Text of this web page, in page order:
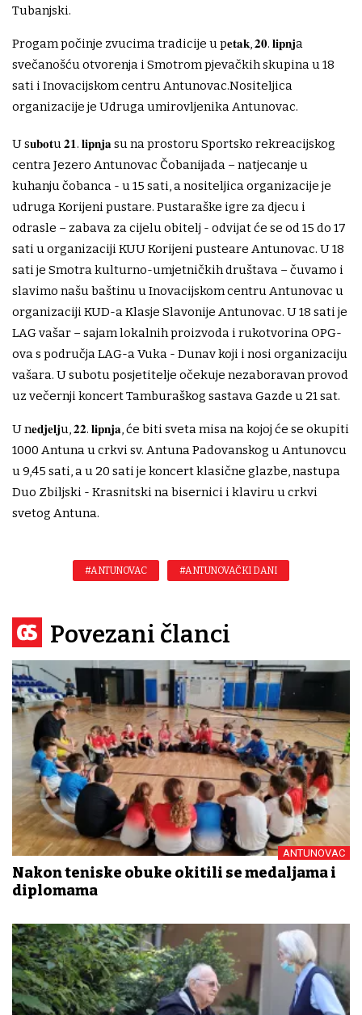
Tubanjski.
Progam počinje zvucima tradicije u p𝐞𝐭𝐚𝐤, 𝟐𝟎. 𝐥𝐢𝐩𝐧𝐣a
svečanošću otvorenja i Smotrom pjevačkih skupina u 18
sati i Inovacijskom centru Antunovac.Nositeljica
organizacije je Udruga umirovljenika Antunovac.
U s𝐮𝐛𝐨𝐭u 𝟐𝟏. 𝐥𝐢𝐩𝐧𝐣𝐚 su na prostoru Sportsko rekreacijskog
centra Jezero Antunovac Čobanijada – natjecanje u
kuhanju čobanca - u 15 sati, a nositeljica organizacije je
udruga Korijeni pustare. Pustaraške igre za djecu i
odrasle – zabava za cijelu obitelj - odvijat će se od 15 do 17
sati u organizaciji KUU Korijeni pusteare Antunovac. U 18
sati je Smotra kulturno-umjetničkih društava – čuvamo i
slavimo našu baštinu u Inovacijskom centru Antunovac u
organizaciji KUD-a Klasje Slavonije Antunovac. U 18 sati je
LAG vašar – sajam lokalnih proizvoda i rukotvorina OPG-
ova s područja LAG-a Vuka - Dunav koji i nosi organizaciju
vašara. U subotu posjetitelje očekuje nezaboravan provod
uz večernji koncert Tamburaškog sastava Gazde u 21 sat.
U n𝐞𝐝𝐣𝐞𝐥𝐣u, 𝟐𝟐. 𝐥𝐢𝐩𝐧𝐣𝐚, će biti sveta misa na kojoj će se okupiti
1000 Antuna u crkvi sv. Antuna Padovanskog u Antunovcu
u 9,45 sati, a u 20 sati je koncert klasične glazbe, nastupa
Duo Zbiljski - Krasnitski na bisernici i klaviru u crkvi
svetog Antuna.
#ANTUNOVAC #ANTUNOVAČKI DANI
Povezani članci
ANTUNOVAC
Nakon teniske obuke okitili se medaljama i
diplomama